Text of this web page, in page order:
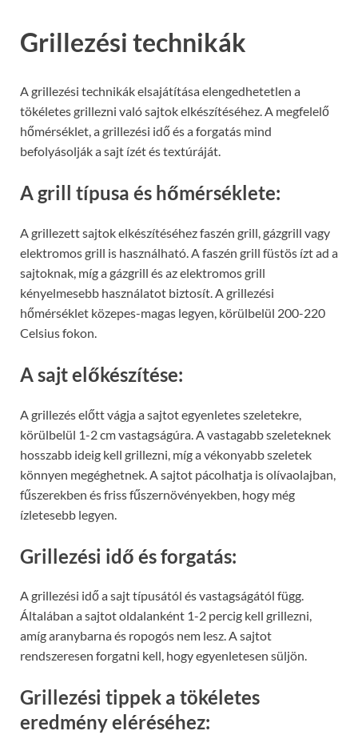
Grillezési technikák
A grillezési technikák elsajátítása elengedhetetlen a
tökéletes grillezni való sajtok elkészítéséhez. A megfelelő
hőmérséklet, a grillezési idő és a forgatás mind
befolyásolják a sajt ízét és textúráját.
A grill típusa és hőmérséklete:
A grillezett sajtok elkészítéséhez faszén grill, gázgrill vagy
elektromos grill is használható. A faszén grill füstös ízt ad a
sajtoknak, míg a gázgrill és az elektromos grill
kényelmesebb használatot biztosít. A grillezési
hőmérséklet közepes-magas legyen, körülbelül 200-220
Celsius fokon.
A sajt előkészítése:
A grillezés előtt vágja a sajtot egyenletes szeletekre,
körülbelül 1-2 cm vastagságúra. A vastagabb szeleteknek
hosszabb ideig kell grillezni, míg a vékonyabb szeletek
könnyen megéghetnek. A sajtot pácolhatja is olívaolajban,
fűszerekben és friss fűszernövényekben, hogy még
ízletesebb legyen.
Grillezési idő és forgatás:
A grillezési idő a sajt típusától és vastagságától függ.
Általában a sajtot oldalanként 1-2 percig kell grillezni,
amíg aranybarna és ropogós nem lesz. A sajtot
rendszeresen forgatni kell, hogy egyenletesen süljön.
Grillezési tippek a tökéletes
eredmény eléréséhez: